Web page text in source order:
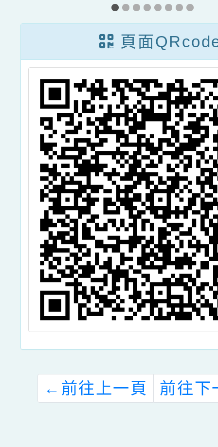
育講座—優質互
動教出主動」活
動訊息
本動
程，
師及
名 參
明，
頁面
← 前往上一頁 前往下